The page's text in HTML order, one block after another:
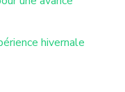
hivernale